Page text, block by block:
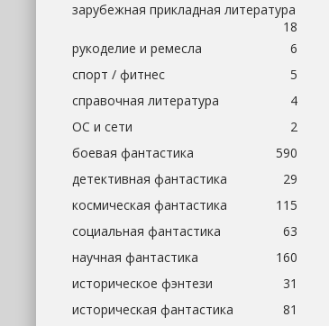
зарубежная прикладная литература
18
рукоделие и ремесла
6
спорт / фитнес
5
справочная литература
4
ОС и сети
2
боевая фантастика
590
детективная фантастика
29
космическая фантастика
115
социальная фантастика
63
научная фантастика
160
историческое фэнтези
31
историческая фантастика
81